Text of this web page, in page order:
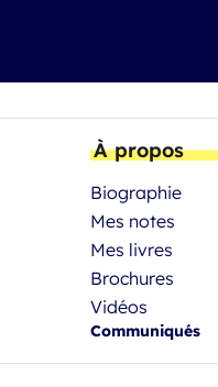
À propos
Biographie
Mes notes
Mes livres
Brochures
Vidéos
Communiqués